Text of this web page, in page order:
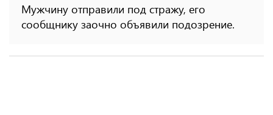
Мужчину отправили под стражу, его
сообщнику заочно объявили подозрение.